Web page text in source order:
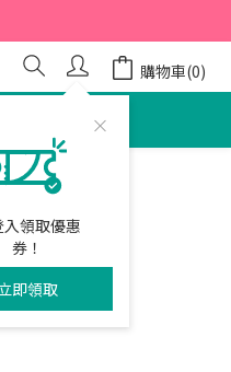
入領取優惠
券！
即領取
購物車(0)
立即購買